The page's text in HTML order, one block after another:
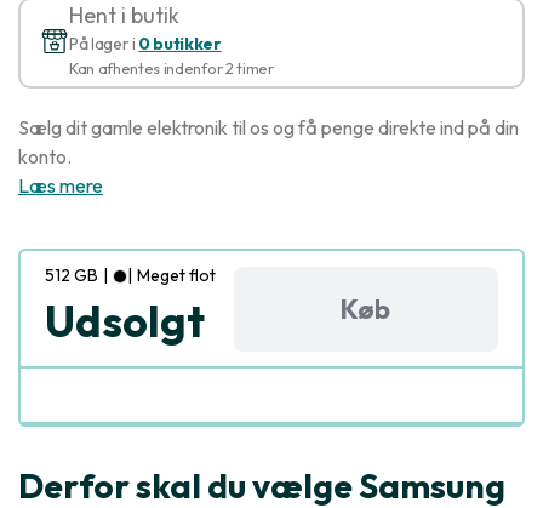
Hent i butik
På lager i 0 butikker
Kan afhentes indenfor 2 timer
Sælg dit gamle elektronik til os og få penge direkte ind på din
konto.
Læs mere
512 GB | | Meget flot
Udsolgt Køb
Derfor skal du vælge Samsung